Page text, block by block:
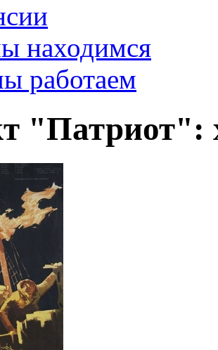
находимся
работаем